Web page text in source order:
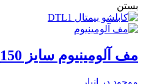
بستن
مف آلومینیوم سایز 150
موجود در انبار